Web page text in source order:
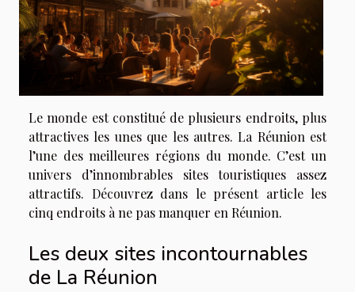
Le monde est constitué de plusieurs endroits, plus
attractives les unes que les autres. La Réunion est
l’une des meilleures régions du monde. C’est un
univers d’innombrables sites touristiques assez
attractifs. Découvrez dans le présent article les
cinq endroits à ne pas manquer en Réunion.
Les deux sites incontournables
de La Réunion